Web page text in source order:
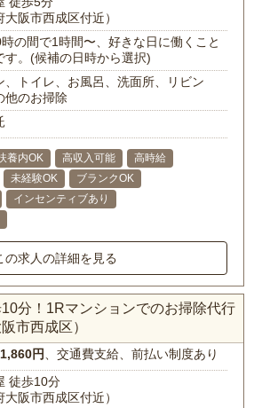
大阪市西成区付近）
の間で1時間〜、好きな日に働くこと
す。(候補の日時から選択)
、トイレ、お風呂、洗面所、リビン
他のお掃除
養内OK 高収入可能
高時給
未経験OK
ブランクOK
インセンティブあり
の求人の詳細を見る
分！1Rマンションでのお掃除代行
市西成区）
円 、交通費支給、前払い制度あり
徒歩10分
大阪市西成区付近）